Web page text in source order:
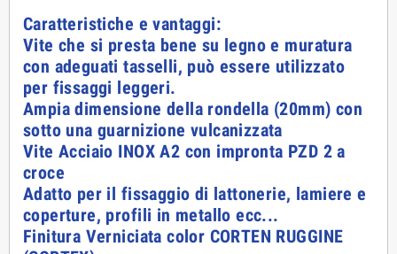
Caratteristiche e vantaggi:
Vite che si presta bene su legno e muratura
con adeguati tasselli, può essere utilizzato
per fissaggi leggeri.
Ampia dimensione della rondella (20mm) con
sotto una guarnizione vulcanizzata
Vite Acciaio INOX A2 con impronta PZD 2 a
croce
Adatto per il fissaggio di lattonerie, lamiere e
coperture, profili in metallo ecc...
Finitura Verniciata color CORTEN RUGGINE